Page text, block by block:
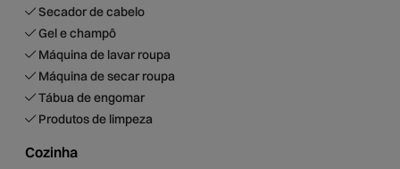
Secador de cabelo
Gel e champô
Máquina de lavar roupa
Máquina de secar roupa
Tábua de engomar
Produtos de limpeza
Cozinha